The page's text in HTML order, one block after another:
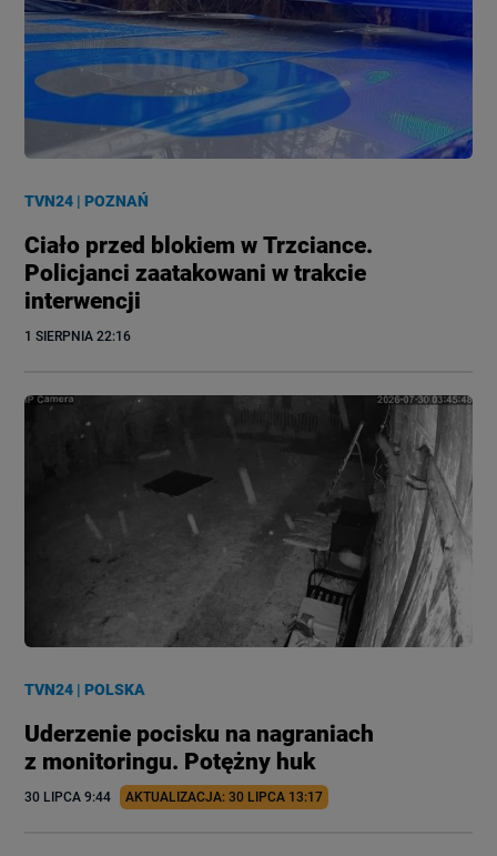
TVN24 |POZNAŃ
Ciało przed blokiem w Trzciance.
Policjanci zaatakowani w trakcie
interwencji
1 SIERPNIA 22:16
TVN24 |POLSKA
Uderzenie pocisku na nagraniach
z monitoringu. Potężny huk
30 LIPCA 9:44 AKTUALIZACJA: 30 LIPCA 13:17